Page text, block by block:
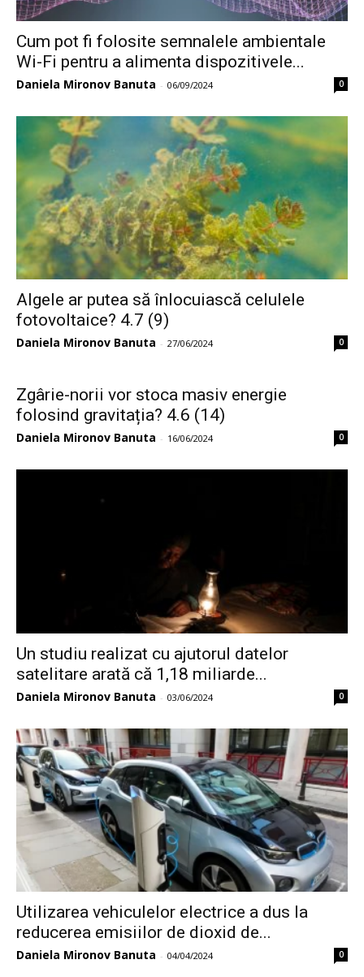
Cum pot fi folosite semnalele ambientale
Wi-Fi pentru a alimenta dispozitivele...
Daniela Mironov Banuta - 06/09/2024 0
Algele ar putea să înlocuiască celulele
fotovoltaice? 4.7 (9)
Daniela Mironov Banuta - 27/06/2024 0
Zgârie-norii vor stoca masiv energie
folosind gravitația? 4.6 (14)
Daniela Mironov Banuta - 16/06/2024 0
Un studiu realizat cu ajutorul datelor
satelitare arată că 1,18 miliarde...
Daniela Mironov Banuta - 03/06/2024 0
Utilizarea vehiculelor electrice a dus la
reducerea emisiilor de dioxid de...
Daniela Mironov Banuta - 04/04/2024 0